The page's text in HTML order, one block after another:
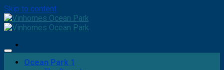
Skip to content
Ocean Park 1